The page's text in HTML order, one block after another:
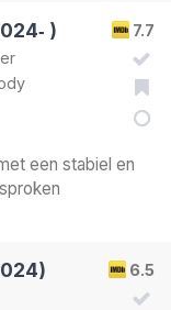
7.7
)
een stabiel en
6.5